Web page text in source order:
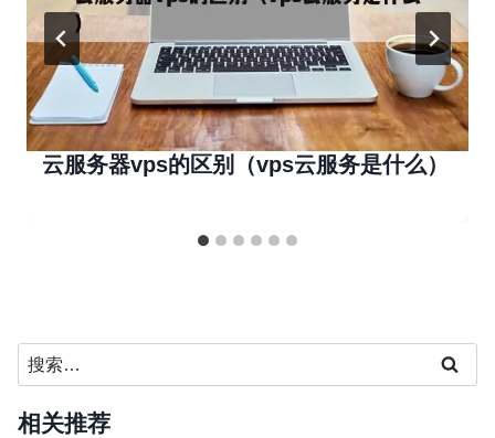
云服务器vps的区别（vps云服务是什么）
搜
索：
相关推荐